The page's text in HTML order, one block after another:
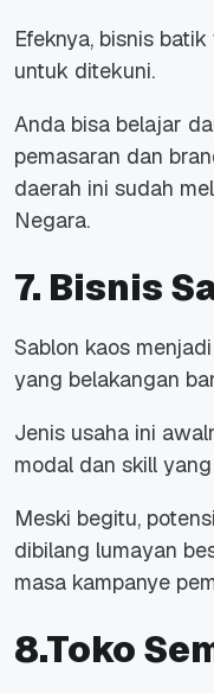
Efeknya, bisnis
untuk ditekuni.
Anda bisa belajar
pemasaran dan
daerah ini sudah
Negara.
7. Bisnis
Sablon kaos
yang belakangan
Jenis usaha ini
modal dan skill
Meski begitu,
dibilang lumayan
masa kampanye
8.Toko